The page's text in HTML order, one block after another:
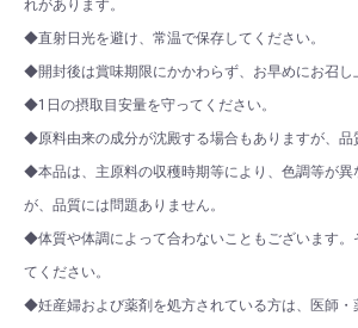
れがあります。
◆直射日光を避け、常温で保存してください。
◆開封後は賞味期限にかかわらず、お早めにお召し
◆1日の摂取目安量を守ってください。
◆原料由来の成分が沈殿する場合もありますが、品
◆本品は、主原料の収穫時期等により、色調等が異
が、品質には問題ありません。
◆体質や体調によって合わないこともございます。
てください。
◆妊産婦および薬剤を処方されている方は、医師・